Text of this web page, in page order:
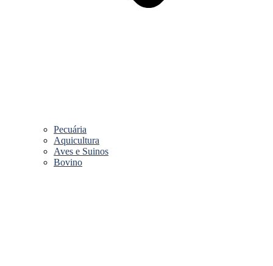
Pecuária
Aquicultura
Aves e Suinos
Bovino